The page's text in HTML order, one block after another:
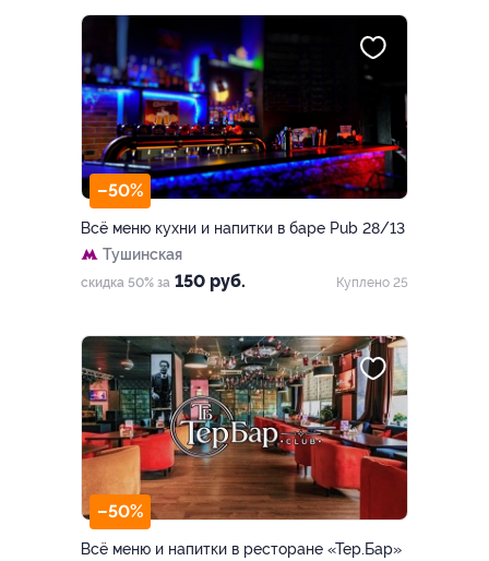
–50%
Всё меню кухни и напитки в баре Pub 28/13
Тушинская
скидка 50% за 150 руб. Куплено 25
–50%
Всё меню и напитки в ресторане «Тер.Бар»